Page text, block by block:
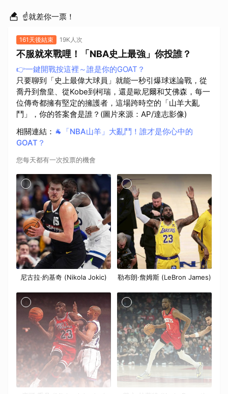
☝就差你一票！
161天後結束 19K人次
不服就來戰哩！「NBA史上最強」你投誰？
👉一鍵開戰按這裡～誰是你的GOAT？
只要聊到「史上最偉大球員」就能一秒引爆球迷論戰，從
喬丹到詹皇、從Kobe到柯瑞，還是歐尼爾和艾佛森，每一
位傳奇都擁有堅定的擁護者，這場跨時空的「山羊大亂
鬥」，你的答案會是誰？(圖片來源：AP/達志影像)
相關連結 ： 🐐「NBA山羊」大亂鬥！誰才是你心中的
GOAT？
您每天都有一次投票的機會
尼古拉·約基奇 (Nikola Jokic) 勒布朗·詹姆斯 (LeBron James)